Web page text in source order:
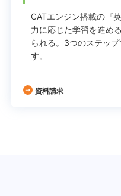
CATエンジン搭載の『
力に応じた学習を進め
られる。 3つのステッ
す。
資料請求